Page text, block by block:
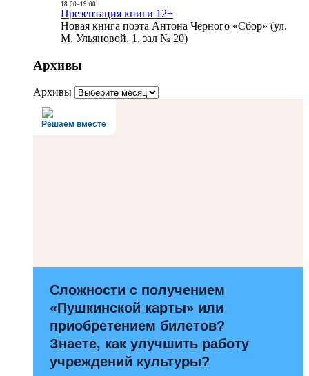
18:00- 19:00
Презентация книги 12+
Новая книга поэта Антона Чёрного «Сбор» (ул.
М. Ульяновой, 1, зал № 20)
Архивы
Архивы
Решаем вместе
Сложности с получением
«Пушкинской карты» или
приобретением билетов?
Знаете, как улучшить работу
учреждений культуры?